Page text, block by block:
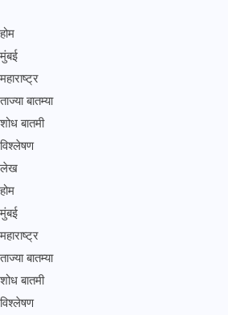
होम
मुंबई
महाराष्ट्र
ताज्या बातम्या
शोध बातमी
विश्लेषण
लेख
होम
मुंबई
महाराष्ट्र
ताज्या बातम्या
शोध बातमी
विश्लेषण